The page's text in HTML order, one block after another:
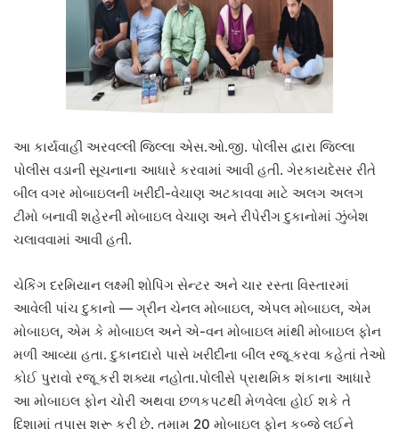
આ કાર્યવાહી અરવલ્લી જિલ્લા એસ.ઓ.જી. પોલીસ દ્વારા જિલ્લા
પોલીસ વડાની સૂચનાના આધારે કરવામાં આવી હતી. ગેરકાયદેસર રીતે
બીલ વગર મોબાઇલની ખરીદી-વેચાણ અટકાવવા માટે અલગ અલગ
ટીમો બનાવી શહેરની મોબાઇલ વેચાણ અને રીપેરીંગ દુકાનોમાં ઝુંબેશ
ચલાવવામાં આવી હતી.
ચેકિંગ દરમિયાન લક્ષ્મી શોપિંગ સેન્ટર અને ચાર રસ્તા વિસ્તારમાં
આવેલી પાંચ દુકાનો — ગ્રીન ચેનલ મોબાઇલ, એપલ મોબાઇલ, એમ
મોબાઇલ, એમ કે મોબાઇલ અને એ-વન મોબાઇલ માંથી મોબાઇલ ફોન
મળી આવ્યા હતા. દુકાનદારો પાસે ખરીદીના બીલ રજૂ કરવા કહેતાં તેઓ
કોઈ પુરાવો રજૂ કરી શક્યા નહોતા.પોલીસે પ્રાથમિક શંકાના આધારે
આ મોબાઇલ ફોન ચોરી અથવા છળકપટથી મેળવેલા હોઈ શકે તે
દિશામાં તપાસ શરૂ કરી છે. તમામ 20 મોબાઇલ ફોન કબ્જે લઈને